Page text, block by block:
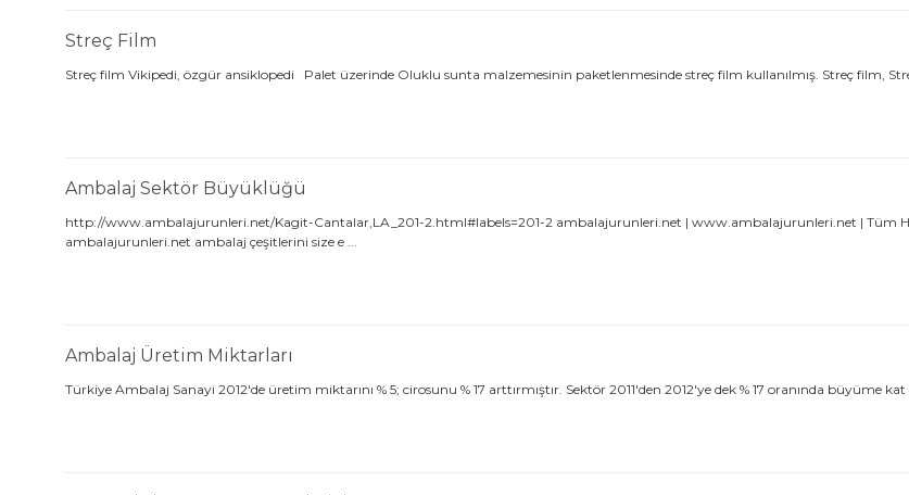
Streç Film
Streç film Vikipedi, özgür ansiklopedi Palet üzerinde Oluklu sunta malzemesinin paketlenmesinde streç film kullanılmış. Streç film,
Ambalaj Sektör Büyüklüğü
http://www.ambalajurunleri.net/Kagit-Cantalar,LA_201-2.html#labels=201-2 ambalajurunleri.net | www.ambalajurunleri.net | Tüm
ambalajurunleri.net ambalaj çeşitlerini size e ...
Ambalaj Üretim Miktarları
Türkiye Ambalaj Sanayi 2012'de üretim miktarını % 5; cirosunu % 17 arttırmıştır. Sektör 2011'den 2012'ye dek % 17 oranında